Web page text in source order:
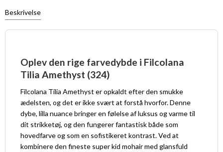
Beskrivelse
Oplev den rige farvedybde i Filcolana
Tilia Amethyst (324)
Filcolana Tilia Amethyst er opkaldt efter den smukke
ædelsten, og det er ikke svært at forstå hvorfor. Denne
dybe, lilla nuance bringer en følelse af luksus og varme til
dit strikketøj, og den fungerer fantastisk både som
hovedfarve og som en sofistikeret kontrast. Ved at
kombinere den fineste super kid mohair med glansfuld